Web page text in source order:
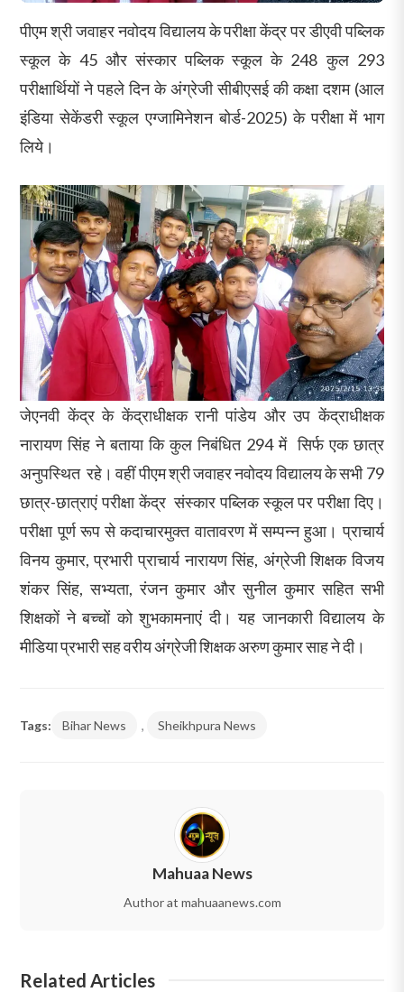
पीएम श्री जवाहर नवोदय विद्यालय के परीक्षा केंद्र पर डीएवी पब्लिक
स्कूल के 45 और संस्कार पब्लिक स्कूल के 248 कुल 293
परीक्षार्थियों ने पहले दिन के अंग्रेजी सीबीएसई की कक्षा दशम (आल
इंडिया सेकेंडरी स्कूल एग्जामिनेशन बोर्ड-2025) के परीक्षा में भाग
लिये।
जेएनवी केंद्र के केंद्राधीक्षक रानी पांडेय और उप केंद्राधीक्षक
नारायण सिंह ने बताया कि कुल निबंधित 294 में सिर्फ एक छात्र
अनुपस्थित रहे। वहीं पीएम श्री जवाहर नवोदय विद्यालय के सभी 79
छात्र-छात्राएं परीक्षा केंद्र संस्कार पब्लिक स्कूल पर परीक्षा दिए।
परीक्षा पूर्ण रूप से कदाचारमुक्त वातावरण में सम्पन्न हुआ। प्राचार्य
विनय कुमार, प्रभारी प्राचार्य नारायण सिंह, अंग्रेजी शिक्षक विजय
शंकर सिंह, सभ्यता, रंजन कुमार और सुनील कुमार सहित सभी
शिक्षकों ने बच्चों को शुभकामनाएं दी। यह जानकारी विद्यालय के
मीडिया प्रभारी सह वरीय अंग्रेजी शिक्षक अरुण कुमार साह ने दी।
Tags: Bihar News , Sheikhpura News
Mahuaa News
Author at mahuaanews.com
Related Articles